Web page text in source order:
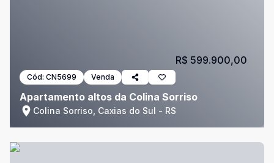
Cód: CN5699 Venda
Apartamento altos da Colina Sorriso
Colina Sorriso, Caxias do Sul - RS
R$ 599.900,00